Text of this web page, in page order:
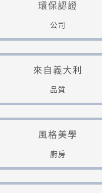
環保認證
公司
來自義大利
品質
風格美學
廚房